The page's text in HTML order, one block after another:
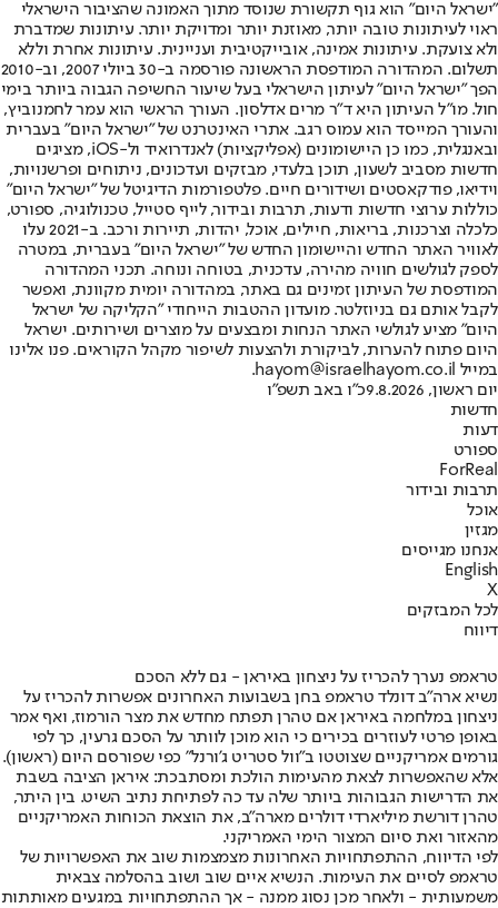
"ישראל היום" הוא גוף תקשורת שנוסד מתוך האמונה שהציבור הישראלי
ראוי לעיתונות טובה יותר, מאוזנת יותר ומדויקת יותר. עיתונות שמדברת
ולא צועקת. עיתונות אמינה, אובייקטיבית ועניינית. עיתונות אחרת וללא
תשלום. המהדורה המודפסת הראשונה פורסמה ב-30 ביולי 2007, וב-2010
הפך "ישראל היום" לעיתון הישראלי בעל שיעור החשיפה הגבוה ביותר בימי
חול. מו"ל העיתון היא ד"ר מרים אדלסון. העורך הראשי הוא עמר לחמנוביץ,
והעורך המייסד הוא עמוס רגב. אתרי האינטרנט של "ישראל היום" בעברית
ובאנגלית, כמו כן היישומונים (אפליקציות) לאנדרואיד ול-iOS, מציגים
חדשות מסביב לשעון, תוכן בלעדי, מבזקים ועדכונים, ניתוחים ופרשנויות,
וידיאו, פודקאסטים ושידורים חיים. פלטפורמות הדיגיטל של "ישראל היום"
כוללות ערוצי חדשות ודעות, תרבות ובידור, לייף סטייל, טכנולוגיה, ספורט,
כלכלה וצרכנות, בריאות, חיילים, אוכל, יהדות, תיירות ורכב. ב-2021 עלו
לאוויר האתר החדש והיישומון החדש של "ישראל היום" בעברית, במטרה
לספק לגולשים חוויה מהירה, עדכנית, בטוחה ונוחה. תכני המהדורה
המודפסת של העיתון זמינים גם באתר, במהדורה יומית מקוונת, ואפשר
לקבל אותם גם בניוזלטר. מועדון ההטבות הייחודי "הקליקה של ישראל
היום" מציע לגולשי האתר הנחות ומבצעים על מוצרים ושירותים. ישראל
היום פתוח להערות, לביקורת ולהצעות לשיפור מקהל הקוראים. פנו אלינו
במייל hayom@israelhayom.co.il.
יום ראשון, 9.8.2026
כ"ו באב תשפ"ו
חדשות
דעות
ספורט
ForReal
תרבות ובידור
אוכל
מגזין
אנחנו מגייסים
English
X
לכל המבזקים
דיווח
טראמפ נערך להכריז על ניצחון באיראן - גם ללא הסכם
נשיא ארה"ב דונלד טראמפ בחן בשבועות האחרונים אפשרות להכריז על
ניצחון במלחמה באיראן אם טהרן תפתח מחדש את מצר הורמוז, ואף אמר
באופן פרטי לעוזרים בכירים כי הוא מוכן לוותר על הסכם גרעין, כך לפי
גורמים אמריקניים שצוטטו ב"וול סטריט ג'ורנל" כפי שפורסם היום (ראשון).
אלא שהאפשרות לצאת מהעימות הולכת ומסתבכת: איראן הציבה בשבת
את הדרישות הגבוהות ביותר שלה עד כה לפתיחת נתיב השיט. בין היתר,
טהרן דורשת מיליארדי דולרים מארה"ב, את הוצאת הכוחות האמריקניים
מהאזור ואת סיום המצור הימי האמריקני.
לפי הדיווח, ההתפתחויות האחרונות מצמצמות שוב את האפשרויות של
טראמפ לסיים את העימות. הנשיא איים שוב ושוב בהסלמה צבאית
משמעותית - ולאחר מכן נסוג ממנה - אך ההתפתחויות במגעים מאותתות